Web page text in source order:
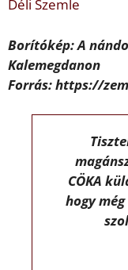
Déli Szemle
Borítókép: A
Kalemegdanon
Forrás: https://
CÖKA
hogy